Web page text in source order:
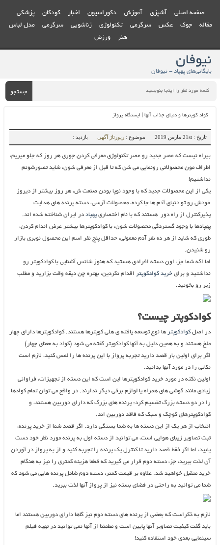
صفحه اصلی آشپزی آموزش دکوراسیون اخبار کودکان
پزشکی
مقاله
جوک عکس سرگرمی تکنولوژی زناشویی سرگرمی
مدل لباس
هنر
ورزش
نیوفان
بایگانی‌های پهپاد - نیوفان
جستجو
کواد کوپترها و دنیای جذاب آنها | ایستگاه پرواز
تاریخ : 21st مارس 2019 موضوع : رپورتاژ آگهی بازدید :
بیراه نیست که عصر جدید رو عصر تکنولوژی معرفی کردن جوری هر روز که جلو میریم،
اطراف مون محصولاتی رونمایی می شن که تا قبل از معرفی شون، شاید تصورشونم
نداشتیم!
یکی از این محصولات جدید که با وجود نوپا بودن صنعت ش، هر روز بیشتر از دیروز
خودش رو تو دنیای آدم ها جا کرده، محصولات آرسی، دسته پرنده های هدایت
پذیرکنترل از راه دور هستند که با نام اختصاری پهپاددر ایران شناخته شده اند.
پهپادها با وجود گستردگی محصولات شون، با کوادکوپترها بیشتر عرض اندام کردن،
طوری که شاید از هر ده نفر آدم معمولی، حداقل پنج نفر اسم این محصول نوبری بازار
رو شنیدن.
اما اگه شما جزء اون دسته افرادی هستید که هنوز شانس آشنایی با کوادکوپتر رو
نداشتید و برای خرید کوادکوپتر اقدام نکردین، بهتره چن دیقه وقت بزارید و مطلب
زیر رو بخونید.
کوادکوپتر چیست؟
در اصل کوادکوپتر ها نوع توسعه یافته ی هلی کوپترها هستند. کوادکوپترها دارای چهار
ملخ هستند و به همین دلیل به آنها کوادکوپتر گفته می شود (کواد به معنای چهار)
اگر برای اولین بار قصد دارید تجربه پرواز با این پرنده ها را لمس کنید، لازم است
نکاتی را در مورد آنها بدانید.
اولین نکته در مورد خرید کوادکوپترها این است که این دسته از تجهیزات، فراوانی
زیادی مانند گوشی های همراه یا لوازم برقی دیگر ندارند. در واقع می توان تمام کوادها
را در دو دسته بزرگ تقسیم کرد: پرنده های بزرگ که دارای دوربین هستند، و
کوادکوپترهای کوچک و سبک که فاقد دوربین اند.
انتخاب از هر یک از این دسته ها به شما بستگی دارد. اگر قصد شما از خرید پرنده،
ثبت تصاویر زیبای هوایی است، می توانید از دسته اول به پرنده مورد نظر خود دست
یابید، اما اگر فقط قصد دارید تا کنترل یک پرنده را تجربه کنید و از به پرواز در آوردن
آن لذت ببرید، جزء دسته دوم قرار می گیرید که قطعا هزینه کمتری را نیز به هنگام
خرید متقبل خواهید شد. علاوه بر قیمت کمتر، دسته دوم شامل پرنده هایی می شود که
شما می توانید به راحتی در فضای بسته نیز از پرواز آنها لذت ببرید.
لازم به ذکراست که بعضی از پرنده های دسته دوم نیز گاها دارای دوربین هستند اما
باید گفت کیفیت تصاویر آنها پایین است و مطمئنا از آنها نمی توانید در تهیه فیلم
سینمایی بعدی خود استفاده کنید!